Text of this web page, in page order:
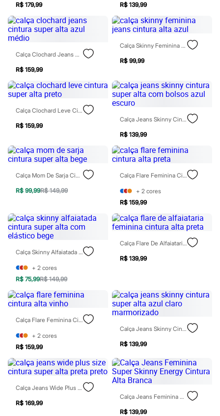
Tênis
Moda esportiva
Acessórios
Bermudas
Camisetas
Calças
Calçados
Regatas
Cuecas
Meias
Moda praia
Personagens
Plus size
Calças
Camisas
Casacos e Jaquetas
Jeans
Shorts e Bermudas
Em alta
Arrumadinho para os meninos
Romântico para as meninas
Novidades
Roupas menina
0 a 24 meses
1 a 5 anos
4 a 12 anos
10 a 16 anos
Roupas menino
0 a 24 meses
1 a 5 anos
4 a 12 anos
10 a 16 anos
Acessórios
Recém-nascido
Bolsas e Mochilas
Calçados
Chinelos
R$ 179,99 R$ 139,99
Calça Clochard Jeans Cintura Super Alta Azul Médio
R$ 159,99
Calça Skinny Feminina Jeans Cintura Alta Azul
R$ 99,99
Calça Clochard Leve Cintura Super Alta Preto
R$ 159,99
Calça Jeans Skinny Cintura Super Alta Com Bolsos Azul Escuro
R$ 139,99
Calça Mom De Sarja Cintura Super Alta Bege
R$ 99,99R$ 149,99
Calça Flare Feminina Cintura Alta Preta
+ 2 cores
R$ 159,99
Calça Skinny Alfaiatada Cintura Super Alta Com Elástico Bege
+ 2 cores
R$ 75,99R$ 149,99
Calça Flare De Alfaiataria Feminina Cintura Alta Preta
R$ 139,99
Calça Flare Feminina Cintura Alta Vinho
+ 2 cores
R$ 159,99
Calça Jeans Skinny Cintura Super Alta Azul Claro Marmorizado
R$ 139,99
Calça Jeans Wide Plus Size Cintura Super Alta Preta Preto
R$ 169,99
Calça Jeans Feminina Super Skinny Energy Cintura Alta Branca
R$ 139,99